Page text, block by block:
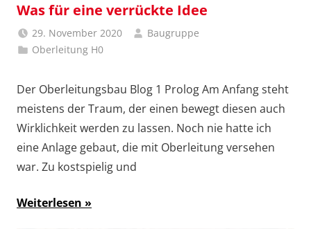
Was für eine verrückte Idee
29. November 2020
Baugruppe
Oberleitung H0
Der Oberleitungsbau Blog 1 Prolog Am Anfang steht
meistens der Traum, der einen bewegt diesen auch
Wirklichkeit werden zu lassen. Noch nie hatte ich
eine Anlage gebaut, die mit Oberleitung versehen
war. Zu kostspielig und
Weiterlesen